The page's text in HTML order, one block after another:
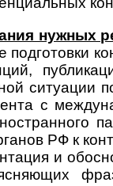
нужных
подготовки
с
РФ к
и